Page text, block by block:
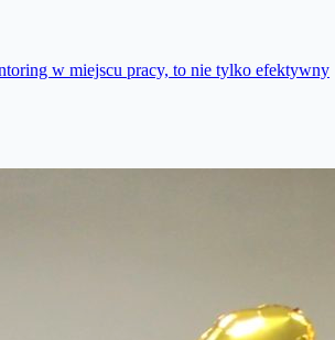
w miejscu pracy, to nie tylko efektywny